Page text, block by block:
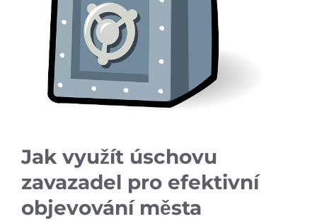
Jak využít úschovu
zavazadel pro efektivní
objevování města